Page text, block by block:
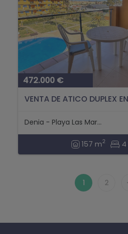
472.000 €
VENTA DE ATICO DUPLEX
Denia - Playa Las Marinas
157 m2 4
1 2